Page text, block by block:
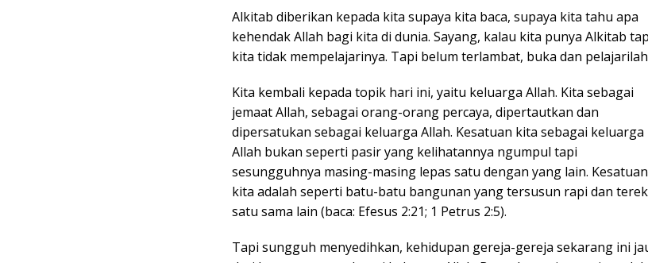
Alkitab diberikan kepada kita supaya kita baca, supaya kita tahu apa
kehendak Allah bagi kita di dunia. Sayang, kalau kita punya Alkitab
kita tidak mempelajarinya. Tapi belum terlambat, buka dan
Kita kembali kepada topik hari ini, yaitu keluarga Allah. Kita sebagai
jemaat Allah, sebagai orang-orang percaya, dipertautkan dan
dipersatukan sebagai keluarga Allah. Kesatuan kita sebagai keluarga
Allah bukan seperti pasir yang kelihatannya ngumpul tapi
sesungguhnya masing-masing lepas satu dengan yang lain. Kesatuan
kita adalah seperti batu-batu bangunan yang tersusun rapi dan
satu sama lain (baca: Efesus 2:21; 1 Petrus 2:5).
Tapi sungguh menyedihkan, kehidupan gereja-gereja sekarang ini